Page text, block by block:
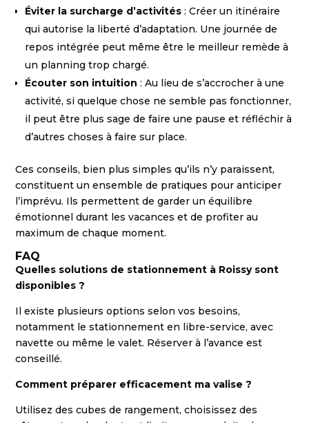
Éviter la surcharge d’activités : Créer un itinéraire
qui autorise la liberté d’adaptation. Une journée de
repos intégrée peut même être le meilleur remède à
un planning trop chargé.
Écouter son intuition : Au lieu de s’accrocher à une
activité, si quelque chose ne semble pas fonctionner,
il peut être plus sage de faire une pause et réfléchir à
d’autres choses à faire sur place.
Ces conseils, bien plus simples qu’ils n’y paraissent,
constituent un ensemble de pratiques pour anticiper
l’imprévu. Ils permettent de garder un équilibre
émotionnel durant les vacances et de profiter au
maximum de chaque moment.
FAQ
Quelles solutions de stationnement à Roissy sont
disponibles ?
Il existe plusieurs options selon vos besoins,
notamment le stationnement en libre-service, avec
navette ou même le valet. Réserver à l’avance est
conseillé.
Comment préparer efficacement ma valise ?
Utilisez des cubes de rangement, choisissez des